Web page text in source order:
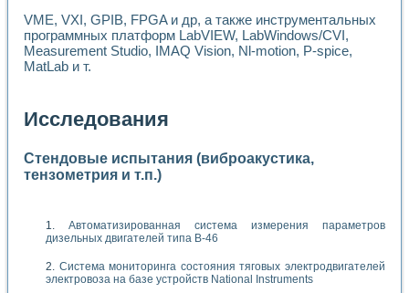
VME, VXI, GPIB, FPGA и др, а также инструментальных
программных платформ LabVIEW, LabWindows/CVI,
Measurement Studio, IMAQ Vision, Nl-motion, P-spice,
MatLab и т.
Исследования
Стендовые испытания (виброакустика,
тензометрия и т.п.)
Автоматизированная система измерения параметров
дизельных двигателей типа В-46
Система мониторинга состояния тяговых электродвигателей
электровоза на базе устройств National Instruments